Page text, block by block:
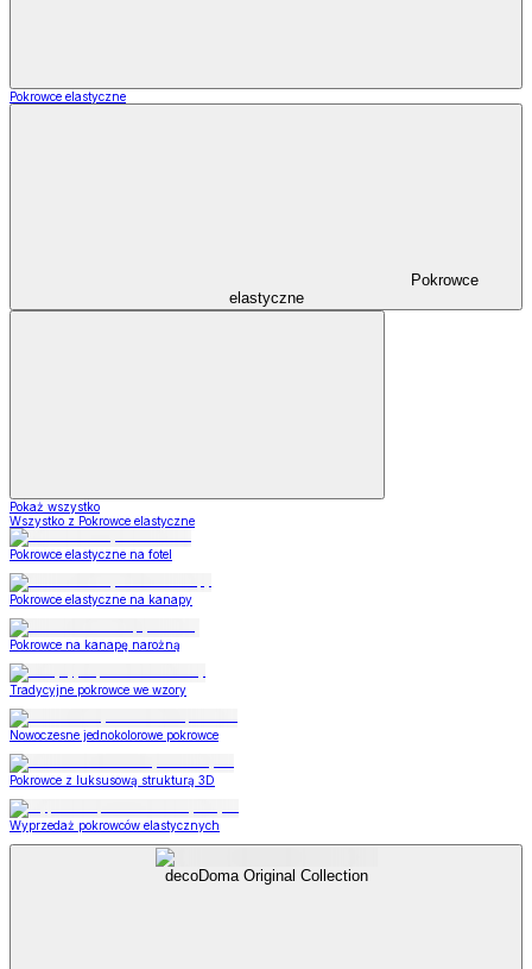
Pokrowce elastyczne
Pokrowce
elastyczne
Pokaż wszystko
Wszystko z Pokrowce elastyczne
Pokrowce elastyczne na fotel
Pokrowce elastyczne na kanapy
Pokrowce na kanapę narożną
Tradycyjne pokrowce we wzory
Nowoczesne jednokolorowe pokrowce
Pokrowce z luksusową strukturą 3D
Wyprzedaż pokrowców elastycznych
decoDoma Original Collection